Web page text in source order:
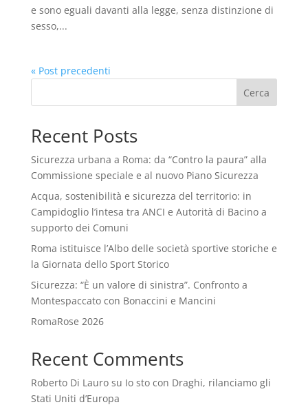
e sono eguali davanti alla legge, senza distinzione di
sesso,...
« Post precedenti
Cerca
Recent Posts
Sicurezza urbana a Roma: da “Contro la paura” alla
Commissione speciale e al nuovo Piano Sicurezza
Acqua, sostenibilità e sicurezza del territorio: in
Campidoglio l’intesa tra ANCI e Autorità di Bacino a
supporto dei Comuni
Roma istituisce l’Albo delle società sportive storiche e
la Giornata dello Sport Storico
Sicurezza: “È un valore di sinistra”. Confronto a
Montespaccato con Bonaccini e Mancini
RomaRose 2026
Recent Comments
Roberto Di Laurosu Io sto con Draghi, rilanciamo gli
Stati Uniti d’Europa